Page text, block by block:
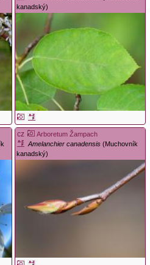
kanadský)
cz
Arboretum Žampach
Amelanchier canadensis (Muchovník
kanadský)